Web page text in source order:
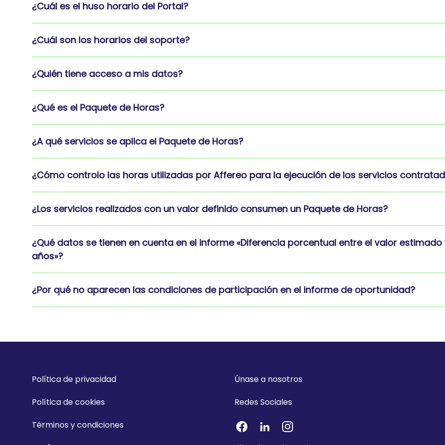
¿Cuál es el huso horario del Portal?
¿Cuál son los horarios del soporte?
¿Quién tiene acceso a mis datos?
¿Qué es el Paquete de Horas?
¿A qué servicios se aplica el Paquete de Horas?
¿Cómo controlo las horas utilizadas por Affereo para la ejecución de los servicios
¿Los servicios realizados con un valor definido consumen un Paquete de Horas?
¿Qué datos se tienen en cuenta en el informe «Diferencia porcentual entre el valor
años»?
¿Por qué no aparecen las condiciones de participación en el informe de oportunidad?
Política de privacidad
Política de cookies
Términos y condiciones
Únase a nosotros
Redes Sociales